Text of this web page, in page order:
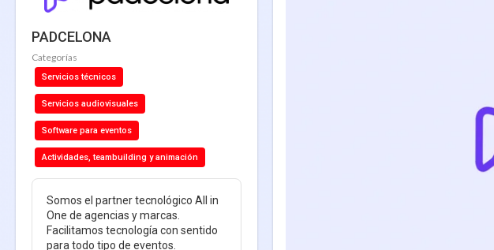
PADCELONA
Categorías
Servicios técnicos
Servicios audiovisuales
Software para eventos
Actividades, teambuilding y animación
Somos el partner tecnológico All in
One de agencias y marcas.
Facilitamos tecnología con sentido
para todo tipo de eventos.